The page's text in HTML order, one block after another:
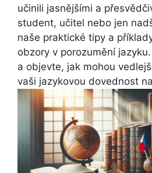
učinili jasnějšími a
student, učitel nebo jen
naše praktické tipy a
obzory v porozumění
a objevte, jak mohou
vaši jazykovou dovednost